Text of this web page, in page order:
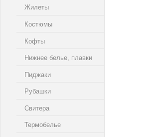
Жилеты
Костюмы
Кофты
Нижнее белье, плавки
Пиджаки
Рубашки
Свитера
Термобелье